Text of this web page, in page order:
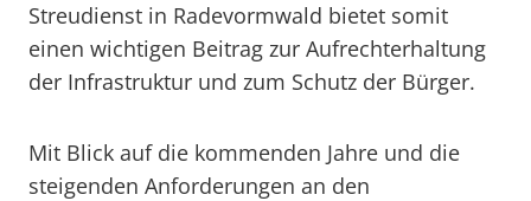
Streudienst in Radevormwald bietet somit
einen wichtigen Beitrag zur Aufrechterhaltung
der Infrastruktur und zum Schutz der Bürger.
Mit Blick auf die kommenden Jahre und die
steigenden Anforderungen an den